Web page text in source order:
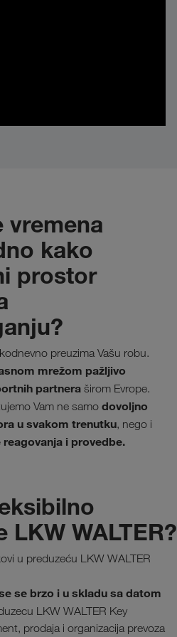
vremena
kako
prostor
preuzima Vašu robu.
mrežom pažljivo
partnera širom Evrope.
Vam ne samo dovoljno
u svakom trenutku, nego i
i provedbe.
LKW WALTER?
u preduzeću LKW WALTER
se brzo i u skladu sa datom
LKW WALTER Key
prodaja i organizacija prevoza